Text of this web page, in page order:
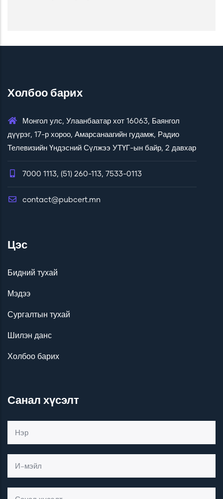
Холбоо барих
Монгол улс, Улаанбаатар хот 16063, Баянгол
дүүрэг, 17-р хороо, Амарсанаагийн гудамж, Радио
Телевизийн Үндэсний Сүлжээ УТҮГ-ын байр, 2 давхар
7000 1113, (51) 260-113, 7533-0113
contact@pubcert.mn
Цэс
Бидний тухай
Мэдээ
Сургалтын тухай
Шилэн данс
Холбоо барих
Санал хүсэлт